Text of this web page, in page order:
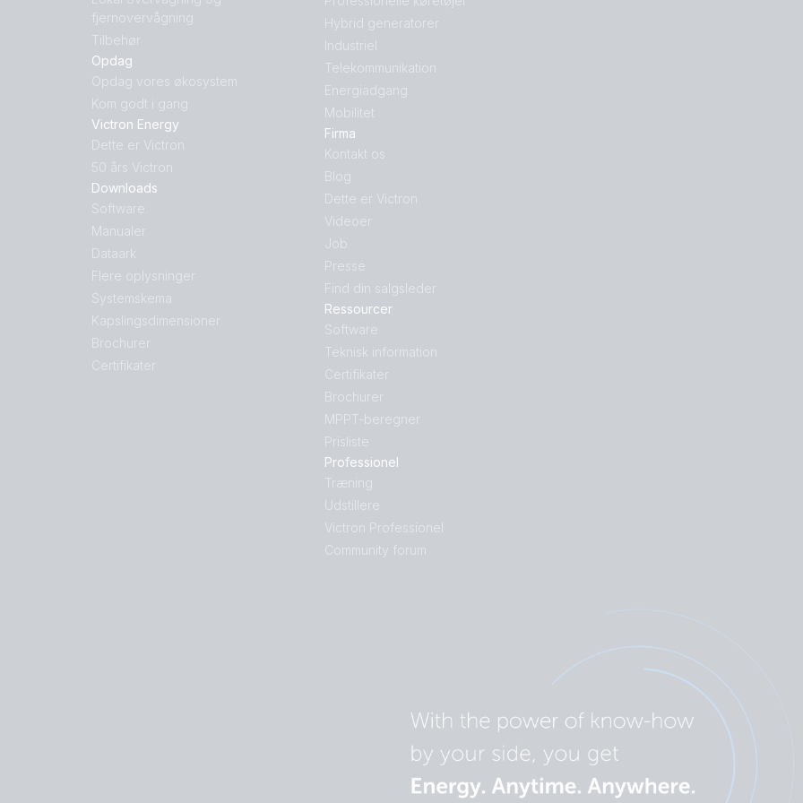
fjernovervågning
Tilbehør
Opdag
Opdag vores økosystem
Kom godt i gang
Victron Energy
Dette er Victron
50 års Victron
Downloads
Software
Manualer
Dataark
Flere oplysninger
Systemskema
Kapslingsdimensioner
Brochurer
Certifikater
Hybrid generatorer
Industriel
Telekommunikation
Energiadgang
Mobilitet
Firma
Kontakt os
Blog
Dette er Victron
Videoer
Job
Presse
Find din salgsleder
Ressourcer
Software
Teknisk information
Certifikater
Brochurer
MPPT-beregner
Prisliste
Professionel
Træning
Udstillere
Victron Professionel
Community forum